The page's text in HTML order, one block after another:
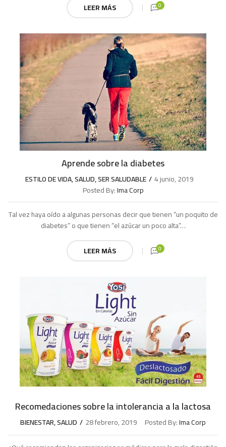
LEER MÁS
0
Aprende sobre la diabetes
ESTILO DE VIDA,SALUD,SER SALUDABLE
4 junio, 2019
Posted By:Ima Corp
Tal vez haya oído a algunas personas decir que tienen “un poquito de
diabetes” o que tienen “el azúcar un poco alta”…
LEER MÁS
0
Recomedaciones sobre la intolerancia a la lactosa
BIENESTAR,SALUD 28 febrero, 2019 Posted By:Ima Corp